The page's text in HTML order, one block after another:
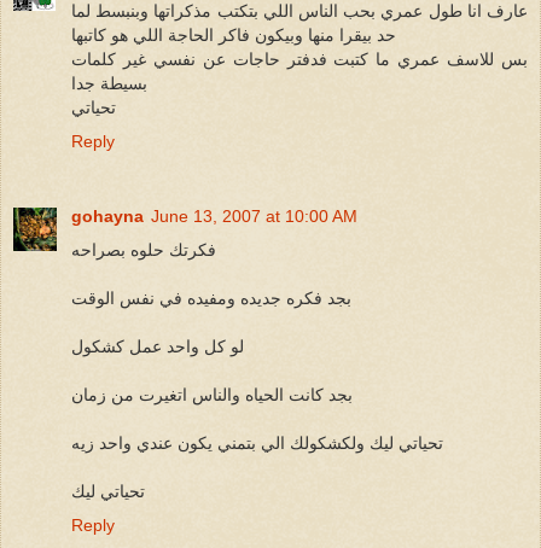
عارف انا طول عمري بحب الناس اللي بتكتب مذكراتها وبنبسط لما
حد بيقرا منها وبيكون فاكر الحاجة اللي هو كاتبها
بس للاسف عمري ما كتبت فدفتر حاجات عن نفسي غير كلمات
بسيطة جدا
تحياتي
Reply
gohayna June 13, 2007 at 10:00 AM
فكرتك حلوه بصراحه
بجد فكره جديده ومفيده في نفس الوقت
لو كل واحد عمل كشكول
بجد كانت الحياه والناس اتغيرت من زمان
تحياتي ليك ولكشكولك الي بتمني يكون عندي واحد زيه
تحياتي ليك
Reply